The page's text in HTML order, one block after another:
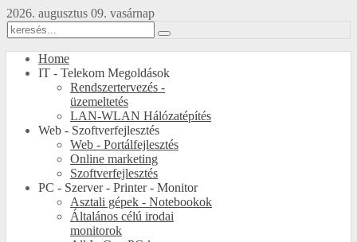
2026. augusztus 09. vasárnap
Home
IT - Telekom Megoldások
Rendszertervezés -
üzemeltetés
LAN-WLAN Hálózatépítés
Web - Szoftverfejlesztés
Web - Portálfejlesztés
Online marketing
Szoftverfejlesztés
PC - Szerver - Printer - Monitor
Asztali gépek - Notebookok
Általános célú irodai
monitorok